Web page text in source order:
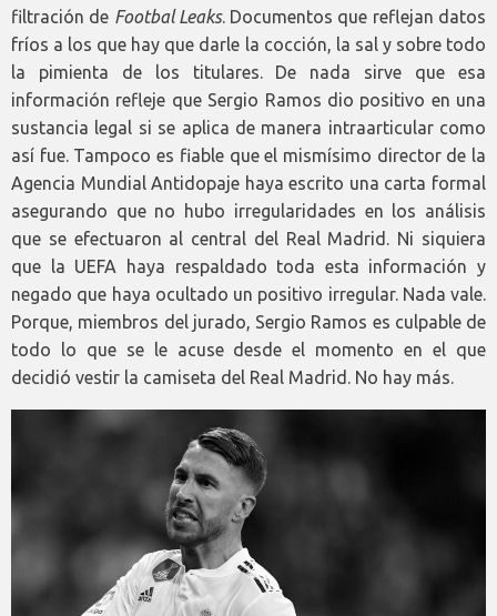
filtración de Footbal Leaks. Documentos que reflejan datos
fríos a los que hay que darle la cocción, la sal y sobre todo
la pimienta de los titulares. De nada sirve que esa
información refleje que Sergio Ramos dio positivo en una
sustancia legal si se aplica de manera intraarticular como
así fue. Tampoco es fiable que el mismísimo director de la
Agencia Mundial Antidopaje haya escrito una carta formal
asegurando que no hubo irregularidades en los análisis
que se efectuaron al central del Real Madrid. Ni siquiera
que la UEFA haya respaldado toda esta información y
negado que haya ocultado un positivo irregular. Nada vale.
Porque, miembros del jurado, Sergio Ramos es culpable de
todo lo que se le acuse desde el momento en el que
decidió vestir la camiseta del Real Madrid. No hay más.